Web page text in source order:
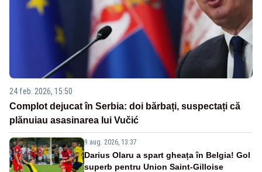
24 feb. 2026, 15:50
Complot dejucat în Serbia: doi bărbați, suspectați că
plănuiau asasinarea lui Vučić
9 aug. 2026, 13:37
Darius Olaru a spart gheața în Belgia! Gol
superb pentru Union Saint-Gilloise